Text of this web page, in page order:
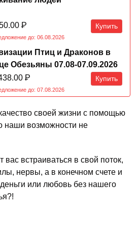
Р Купить
до: 06.08.2026
Птиц и Драконов в
Обезьяны 07.08-07.09.2026
Р Купить
до: 07.08.2026
своей жизни с помощью
возможности не
встраиваться в свой поток,
нервы, а в конечном счете и
или любовь без нашего